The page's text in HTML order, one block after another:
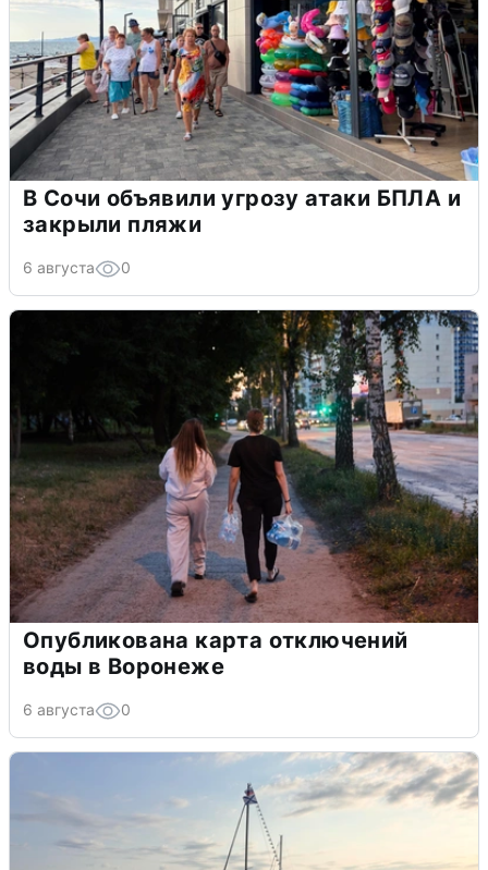
В Сочи объявили угрозу атаки БПЛА и
закрыли пляжи
6 августа 0
Опубликована карта отключений
воды в Воронеже
6 августа 0